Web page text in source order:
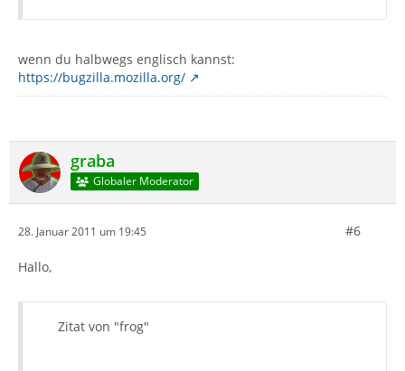
wenn du halbwegs englisch kannst:
https://bugzilla.mozilla.org/
graba
Globaler Moderator
28. Januar 2011 um 19:45 #6
Hallo,
Zitat von "frog"